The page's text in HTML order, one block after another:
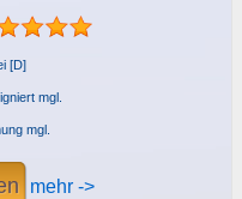
[D]
mgl.
mgl.
mehr ->